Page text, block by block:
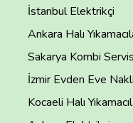
İstanbul Elektrikçi
Ankara Halı
Sakarya Kombi
İzmir Evden Eve
Kocaeli Halı